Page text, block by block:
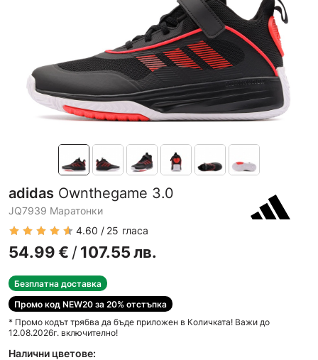
adidas Ownthegame 3.0
JQ7939 Маратонки
4.60
25 гласа
54.99€ /107.55лв.
Безплатна доставка
Промо код NEW20 за 20% отстъпка
* Промо кодът трябва да бъде приложен в Количката! Важи до
12.08.2026г. включително!
Налични цветове: